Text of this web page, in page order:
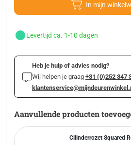
In mijn
Levertijd ca. 1-10 dagen
Heb je hulp of advies nodig?
Wij helpen je graag +31 (0)252 347
Aanvullende producten
Cilinderrozet Squared